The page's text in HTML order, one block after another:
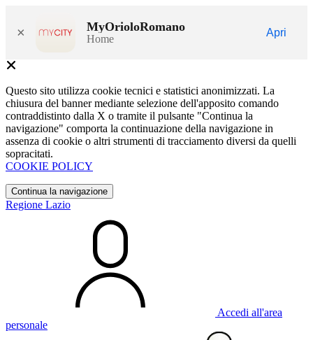
× MyOrioloRomano
Home
Apri
Questo sito utilizza cookie tecnici e statistici anonimizzati. La
chiusura del banner mediante selezione dell'apposito comando
contraddistinto dalla X o tramite il pulsante "Continua la
navigazione" comporta la continuazione della navigazione in
assenza di cookie o altri strumenti di tracciamento diversi da quelli
sopracitati.
COOKIE POLICY
Continua la navigazione
Regione Lazio
Accedi all'area
personale